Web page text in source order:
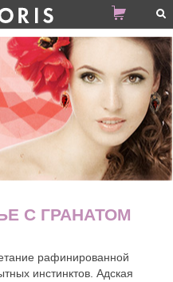
С ГРАНАТОМ
рафинированной
инстинктов. Адская